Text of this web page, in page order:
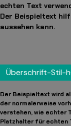
echten Text
Der Beispieltext
aussehen kann.
Überschrift-Stil-
Der Beispieltext wird
der normalerweise
verstehen, wie echter
Platzhalter für echten